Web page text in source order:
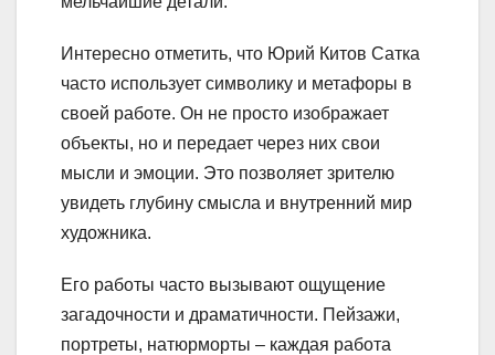
Интересно отметить, что Юрий Китов Сатка
часто использует символику и метафоры в
своей работе. Он не просто изображает
объекты, но и передает через них свои
мысли и эмоции. Это позволяет зрителю
увидеть глубину смысла и внутренний мир
художника.
Его работы часто вызывают ощущение
загадочности и драматичности. Пейзажи,
портреты, натюрморты – каждая работа